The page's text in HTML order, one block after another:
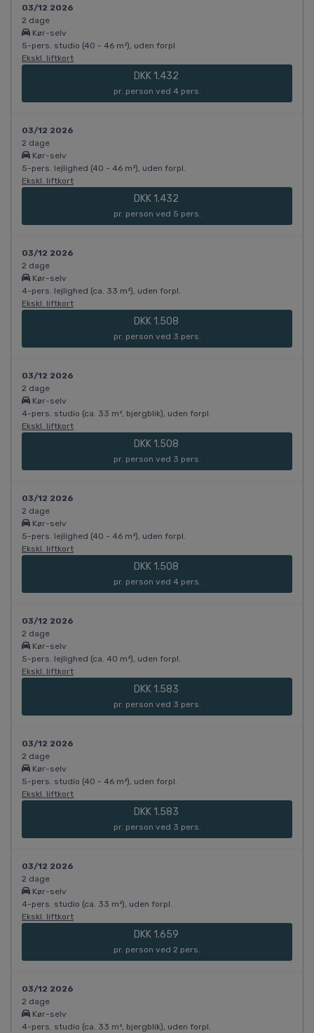
03/12 2026
2 dage
Kør-selv
5-pers. studio (40 - 46 m²), uden forpl.
Ekskl. liftkort
DKK 1.432
pr. person ved 4 pers.
03/12 2026
2 dage
Kør-selv
5-pers. lejlighed (40 - 46 m²), uden forpl.
Ekskl. liftkort
DKK 1.432
pr. person ved 5 pers.
03/12 2026
2 dage
Kør-selv
4-pers. lejlighed (ca. 33 m²), uden forpl.
Ekskl. liftkort
DKK 1.508
pr. person ved 3 pers.
03/12 2026
2 dage
Kør-selv
4-pers. studio (ca. 33 m², bjergblik), uden forpl.
Ekskl. liftkort
DKK 1.508
pr. person ved 3 pers.
03/12 2026
2 dage
Kør-selv
5-pers. lejlighed (40 - 46 m²), uden forpl.
Ekskl. liftkort
DKK 1.508
pr. person ved 4 pers.
03/12 2026
2 dage
Kør-selv
5-pers. lejlighed (ca. 40 m²), uden forpl.
Ekskl. liftkort
DKK 1.583
pr. person ved 3 pers.
03/12 2026
2 dage
Kør-selv
5-pers. studio (40 - 46 m²), uden forpl.
Ekskl. liftkort
DKK 1.583
pr. person ved 3 pers.
03/12 2026
2 dage
Kør-selv
4-pers. studio (ca. 33 m²), uden forpl.
Ekskl. liftkort
DKK 1.659
pr. person ved 2 pers.
03/12 2026
2 dage
Kør-selv
4-pers. studio (ca. 33 m², bjergblik), uden forpl.